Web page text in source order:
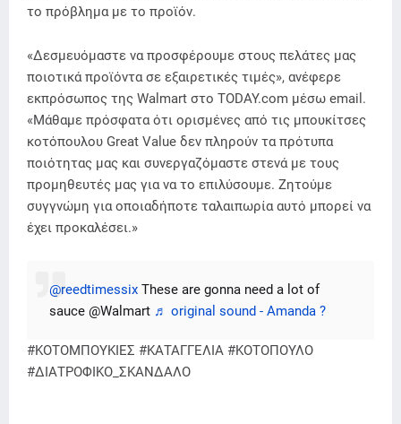
το πρόβλημα με το προϊόν.
«Δεσμευόμαστε να προσφέρουμε στους πελάτες μας
ποιοτικά προϊόντα σε εξαιρετικές τιμές», ανέφερε
εκπρόσωπος της Walmart στο TODAY.com μέσω email.
«Μάθαμε πρόσφατα ότι ορισμένες από τις μπουκίτσες
κοτόπουλου Great Value δεν πληρούν τα πρότυπα
ποιότητας μας και συνεργαζόμαστε στενά με τους
προμηθευτές μας για να το επιλύσουμε. Ζητούμε
συγγνώμη για οποιαδήποτε ταλαιπωρία αυτό μπορεί να
έχει προκαλέσει.»
@reedtimessix These are gonna need a lot of
sauce @Walmart ♬ original sound - Amanda ?
#ΚΟΤΟΜΠΟΥΚΙΕΣ #ΚΑΤΑΓΓΕΛΙΑ #ΚΟΤΟΠΟΥΛΟ
#ΔΙΑΤΡΟΦΙΚΟ_ΣΚΑΝΔΑΛΟ